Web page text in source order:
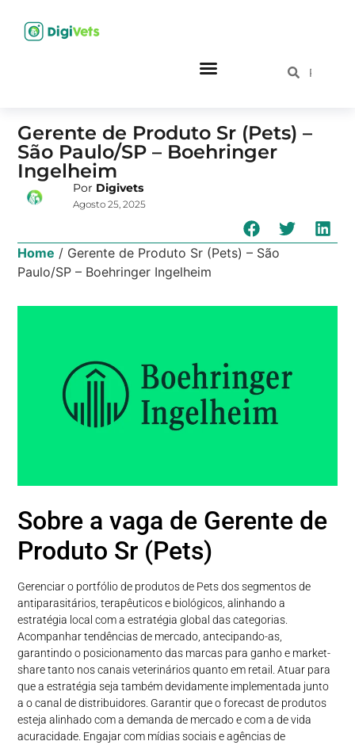
Gerente de Produto Sr (Pets) –
São Paulo/SP – Boehringer
Ingelheim
Por Digivets
Agosto 25, 2025
Home / Gerente de Produto Sr (Pets) – São
Paulo/SP – Boehringer Ingelheim
Sobre a vaga de Gerente de
Produto Sr (Pets)
Gerenciar o portfólio de produtos de Pets dos segmentos de
antiparasitários, terapêuticos e biológicos, alinhando a
estratégia local com a estratégia global das categorias.
Acompanhar tendências de mercado, antecipando-as,
garantindo o posicionamento das marcas para ganho e market-
share tanto nos canais veterinários quanto em retail. Atuar para
que a estratégia seja também devidamente implementada junto
a o canal de distribuidores. Garantir que o forecast de produtos
esteja alinhado com a demanda de mercado e com a de vida
acuracidade. Engajar com mídias sociais e agências de